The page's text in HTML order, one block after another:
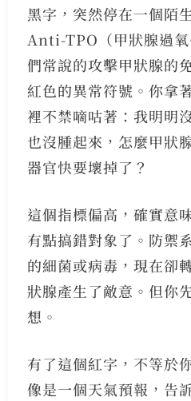
黑字，突然停在一個陌
Anti-TPO（甲狀腺過
們常說的攻擊甲狀腺的
紅色的異常符號。你拿
裡不禁嘀咕著：我明明
也沒腫起來，怎麼甲狀
器官快要壞掉了？
這個指標偏高，確實意
有點搞錯對象了。防禦
的細菌或病毒，現在卻
狀腺產生了敵意。但你
想。
有了這個紅字，不等於
像是一個天氣預報，告